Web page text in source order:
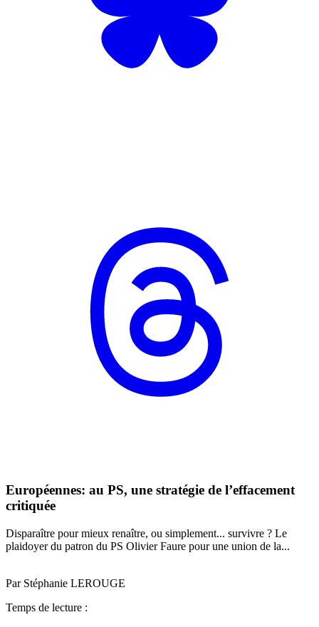
Européennes: au PS, une stratégie de l’effacement
critiquée
Disparaître pour mieux renaître, ou simplement... survivre ? Le
plaidoyer du patron du PS Olivier Faure pour une union de la...
Par Stéphanie LEROUGE
Temps de lecture :